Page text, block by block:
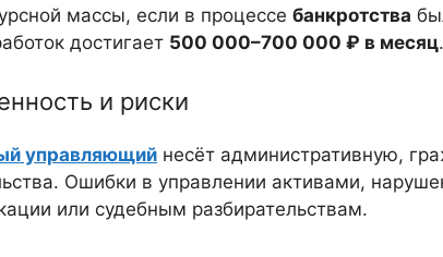
массы, если в процессе банкротства
достигает 500 000–700 000 ₽ в месяц.
и риски
управляющий несёт административную,
Ошибки в управлении активами,
или судебным разбирательствам.